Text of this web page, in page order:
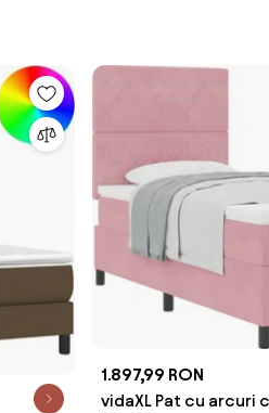
1.897,99 RON
vidaXL Pat cu arcuri